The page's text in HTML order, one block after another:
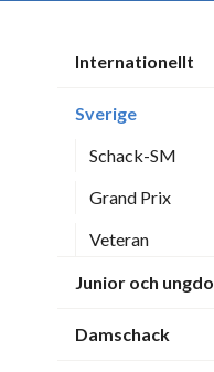
Internationellt
Sverige
Schack-SM
Grand Prix
Veteran
Junior och
Damschack